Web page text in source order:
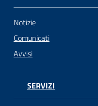
Seguici
su
Notizie
Comunicati
Avvisi
SERVIZI